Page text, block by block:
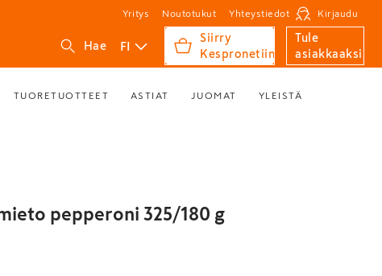
Yritys Noutotukut Yhteystiedot Kirjaudu
Hae FI
Siirry
Kespronetiin
Tule
asiakkaaksi
TUORETUOTTEET ASTIAT JUOMAT YLEISTÄ
pepperoni 325/180 g